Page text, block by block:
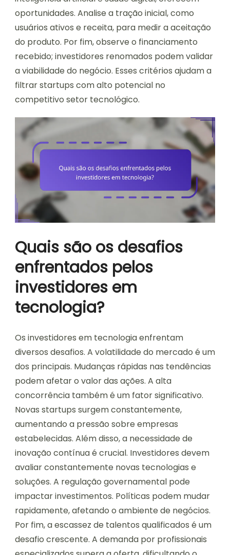
oportunidades. Analise a tração inicial, como
usuários ativos e receita, para medir a aceitação
do produto. Por fim, observe o financiamento
recebido; investidores renomados podem validar
a viabilidade do negócio. Esses critérios ajudam a
filtrar startups com alto potencial no
competitivo setor tecnológico.
Quais são os desafios
enfrentados pelos
investidores em
tecnologia?
Os investidores em tecnologia enfrentam
diversos desafios. A volatilidade do mercado é um
dos principais. Mudanças rápidas nas tendências
podem afetar o valor das ações. A alta
concorrência também é um fator significativo.
Novas startups surgem constantemente,
aumentando a pressão sobre empresas
estabelecidas. Além disso, a necessidade de
inovação contínua é crucial. Investidores devem
avaliar constantemente novas tecnologias e
soluções. A regulação governamental pode
impactar investimentos. Políticas podem mudar
rapidamente, afetando o ambiente de negócios.
Por fim, a escassez de talentos qualificados é um
desafio crescente. A demanda por profissionais